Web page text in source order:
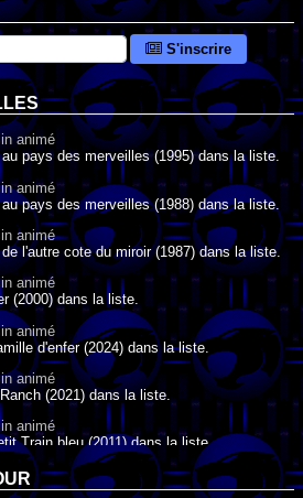
S'inscrire
animé
pays des merveilles (1995) dans la liste.
animé
pays des merveilles (1988) dans la liste.
animé
l'autre cote du miroir (1987) dans la liste.
animé
(2000) dans la liste.
animé
d'enfer (2024) dans la liste.
animé
(2021) dans la liste.
animé
Train bleu (2011) dans la liste.
animé
Spécial Oso (2009) dans la liste.